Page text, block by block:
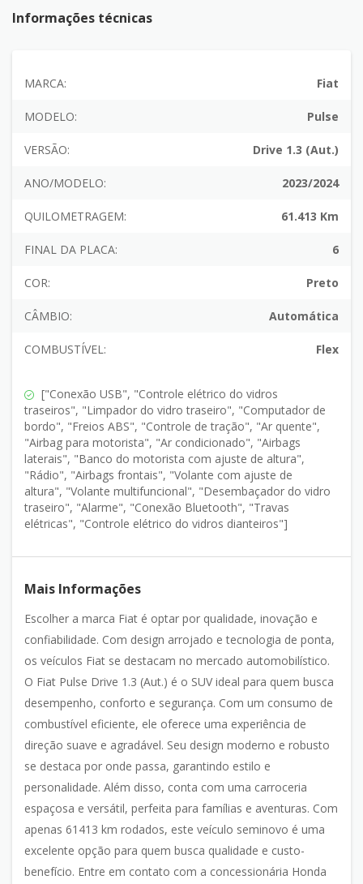
Informações técnicas
MARCA: Fiat
MODELO: Pulse
VERSÃO: Drive 1.3 (Aut.)
ANO/MODELO: 2023/2024
QUILOMETRAGEM: 61.413 Km
FINAL DA PLACA: 6
COR: Preto
CÂMBIO: Automática
COMBUSTÍVEL: Flex
["Conexão USB", "Controle elétrico do vidros
traseiros", "Limpador do vidro traseiro", "Computador de
bordo", "Freios ABS", "Controle de tração", "Ar quente",
"Airbag para motorista", "Ar condicionado", "Airbags
laterais", "Banco do motorista com ajuste de altura",
"Rádio", "Airbags frontais", "Volante com ajuste de
altura", "Volante multifuncional", "Desembaçador do vidro
traseiro", "Alarme", "Conexão Bluetooth", "Travas
elétricas", "Controle elétrico do vidros dianteiros"]
Mais Informações
Escolher a marca Fiat é optar por qualidade, inovação e
confiabilidade. Com design arrojado e tecnologia de ponta,
os veículos Fiat se destacam no mercado automobilístico.
O Fiat Pulse Drive 1.3 (Aut.) é o SUV ideal para quem busca
desempenho, conforto e segurança. Com um consumo de
combustível eficiente, ele oferece uma experiência de
direção suave e agradável. Seu design moderno e robusto
se destaca por onde passa, garantindo estilo e
personalidade. Além disso, conta com uma carroceria
espaçosa e versátil, perfeita para famílias e aventuras. Com
apenas 61413 km rodados, este veículo seminovo é uma
excelente opção para quem busca qualidade e custo-
benefício. Entre em contato com a concessionária Honda